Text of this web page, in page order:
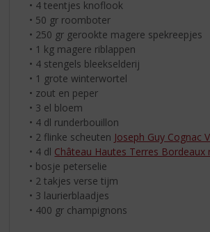
• 4 teentjes knoflook
• 50 gr roomboter
• 250 gr gerookte magere spekreepjes
• 1 kg magere riblappen
• 4 stengels bleekselderij
• 1 grote winterwortel
• zout en peper
• 3 el bloem
• 4 dl runderbouillon
• 2 flinke scheuten Joseph Guy Cognac
• 4 dl Château Hautes Terres Bordeaux
• bosje peterselie
• 2 takjes verse tijm
• 3 laurierblaadjes
• 400 gr champignons